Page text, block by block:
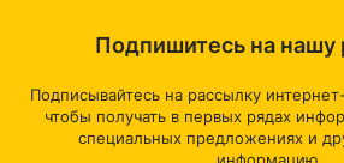
обеспечивают надежную
Гибкость и удобство: Некоторые
обладают гибкими механизмами,
перемещать перекладины или
удобно, особенно в ограниченных
Подпишитесь на нашу
Подписывайтесь на рассылку
чтобы получать в первых рядах
специальных предложениях и